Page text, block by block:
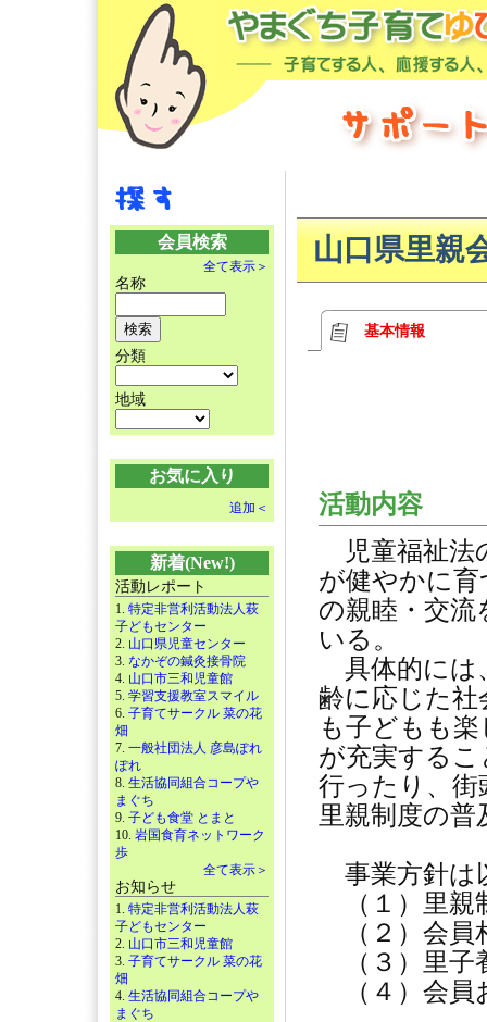
会員検索
全て表示＞
名称
分類
地域
お気に入り
追加＜
新着(New!)
活動レポート
1. 特定非営利活動法人萩
子どもセンター
2. 山口県児童センター
3. なかぞの鍼灸接骨院
4. 山口市三和児童館
5. 学習支援教室スマイル
6. 子育てサークル 菜の花
畑
7. 一般社団法人 彦島ぽれ
ぽれ
8. 生活協同組合コープや
まぐち
9. 子ども食堂 とまと
10. 岩国食育ネットワーク
歩
全て表示＞
お知らせ
1. 特定非営利活動法人萩
子どもセンター
2. 山口市三和児童館
3. 子育てサークル 菜の花
畑
4. 生活協同組合コープや
まぐち
山口県里親
基本情報
活動内容
児童福祉法
が健やかに
の親睦・交流
いる。
具体的には
齢に応じた
も子どもも
が充実する
行ったり、街
里親制度の
事業方針は
（１）里親
（２）会員
（３）里子
（４）会員